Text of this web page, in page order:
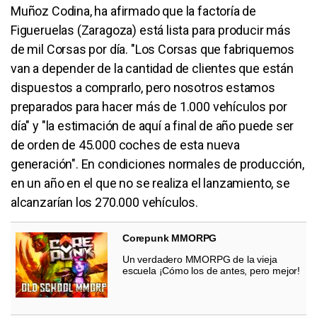
Muñoz Codina, ha afirmado que la factoría de
Figueruelas (Zaragoza) está lista para producir más
de mil Corsas por día. "Los Corsas que fabriquemos
van a depender de la cantidad de clientes que están
dispuestos a comprarlo, pero nosotros estamos
preparados para hacer más de 1.000 vehículos por
día" y "la estimación de aquí a final de año puede ser
de orden de 45.000 coches de esta nueva
generación". En condiciones normales de producción,
en un año en el que no se realiza el lanzamiento, se
alcanzarían los 270.000 vehículos.
Corepunk MMORPG
Un verdadero MMORPG de la vieja
escuela ¡Cómo los de antes, pero mejor!